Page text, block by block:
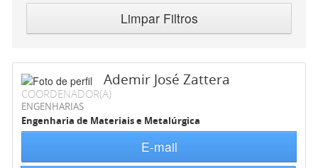
Limpar Filtros
Ademir José Zattera
COORDENADOR(A)
ENGENHARIAS
Engenharia de Materiais e Metalúrgica
E-mail